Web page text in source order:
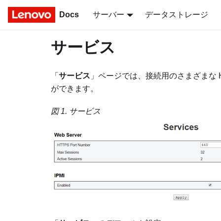
Docs サーバー データストレージ
サービス
「 サービス 」ページでは、接続用のさまざま
ができます。
図 1. サービス